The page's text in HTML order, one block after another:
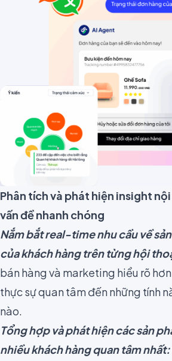
Phân tích và phát hiện insight
vấn đề nhanh chóng
Nắm bắt real-time nhu cầu về
của khách hàng trên từng hội
bán hàng và marketing hiểu rõ
thực sự quan tâm đến những tính
nào.
Tổng hợp và phát hiện các sản
nhiều khách hàng quan tâm nhất: